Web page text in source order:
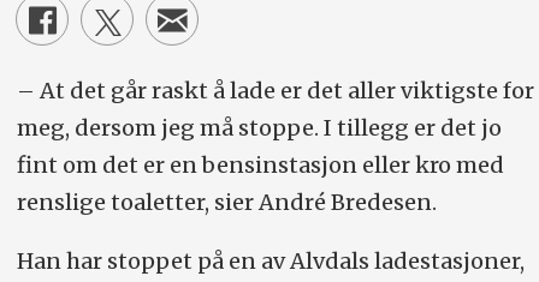
– At det går raskt å lade er det aller viktigste for
meg, dersom jeg må stoppe. I tillegg er det jo
fint om det er en bensinstasjon eller kro med
renslige toaletter, sier André Bredesen.
Han har stoppet på en av Alvdals ladestasjoner,